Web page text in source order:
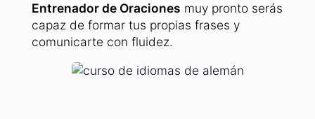
Entrenador de Oraciones muy pronto serás
capaz de formar tus propias frases y
comunicarte con fluidez.